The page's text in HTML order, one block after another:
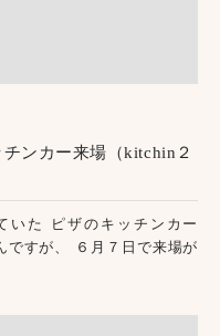
ンカー来場（kitchin２
いた ピザのキッチンカー
ですが、 ６月７日で来場が